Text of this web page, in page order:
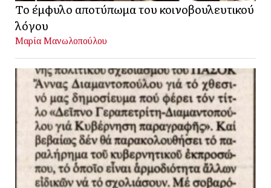
Το έμφυλο αποτύπωμα του κοινοβουλευτικού
λόγου
Μαρία Μανωλοπούλου